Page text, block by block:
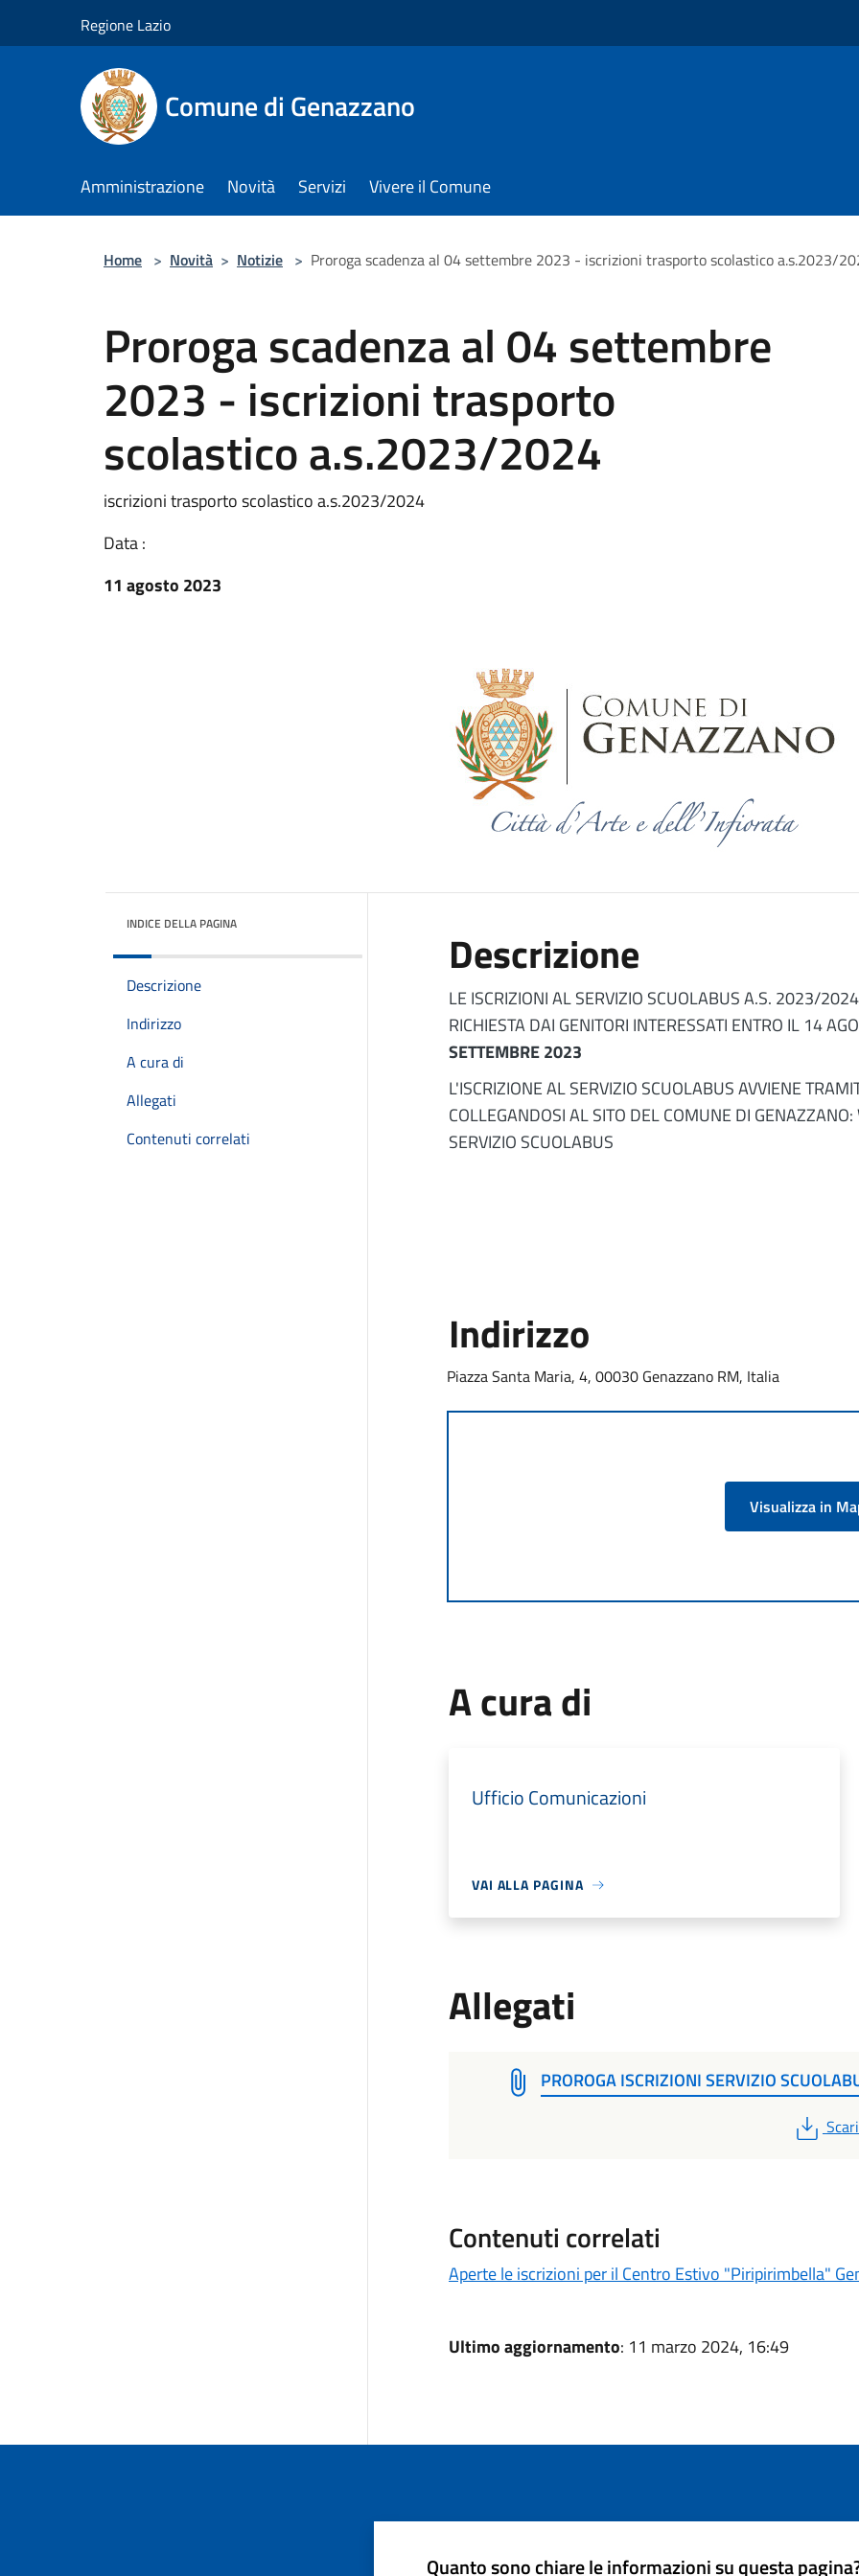
Regione Lazio
Comune di Genazzano
Amministrazione Novità Servizi Vivere il Comune
Home > Novità > Notizie > Proroga scadenza al 04 settembre 2023 - iscrizioni trasporto scolastico a.s.2023/
Proroga scadenza al 04 settembre
2023 - iscrizioni trasporto
scolastico a.s.2023/2024
iscrizioni trasporto scolastico a.s.2023/2024
Data :
11 agosto 2023
INDICE DELLA PAGINA
Descrizione
Indirizzo
A cura di
Allegati
Contenuti correlati
Descrizione
LE ISCRIZIONI AL SERVIZIO SCUOLABUS A.S. 2023/
RICHIESTA DAI GENITORI INTERESSATI ENTRO IL 14
SETTEMBRE 2023
L'ISCRIZIONE AL SERVIZIO SCUOLABUS AVVIENE
COLLEGANDOSI AL SITO DEL COMUNE DI
SERVIZIO SCUOLABUS
Indirizzo
Piazza Santa Maria, 4, 00030 Genazzano RM, Italia
Visualizza in
A cura di
Ufficio Comunicazioni
VAI ALLA PAGINA
Allegati
PROROGA ISCRIZIONI SERVIZIO
PDF
Contenuti correlati
Aperte le iscrizioni per il Centro Estivo "Piripirimbella"
Ultimo aggiornamento: 11 marzo 2024, 16:49
Quanto sono chiare le informazioni su questa